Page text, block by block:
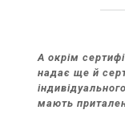
А окрім
надає ще й
мають